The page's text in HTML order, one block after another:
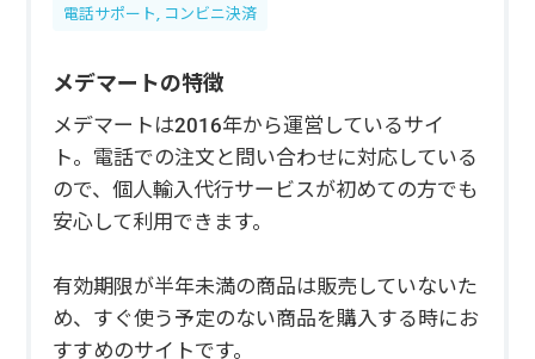
電話サポート, コンビニ決済
メデマートの特徴
メデマートは2016年から運営しているサイ
ト。電話での注文と問い合わせに対応している
ので、個人輸入代行サービスが初めての方でも
安心して利用できます。
有効期限が半年未満の商品は販売していないた
め、すぐ使う予定のない商品を購入する時にお
すすめのサイトです。